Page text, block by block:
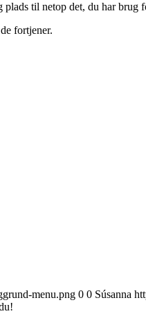
til netop det, du har brug
fortjener.
menu.png 0 0 Súsanna